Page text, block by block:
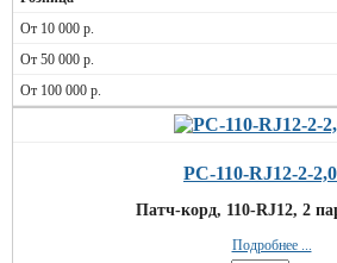
PC-110-RJ12-2-
Патч-корд, 110-RJ12, 2
Подробнее ...